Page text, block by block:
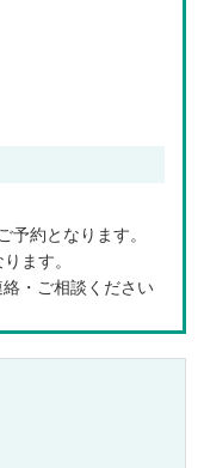
約となります。
ます。
・ご相談ください